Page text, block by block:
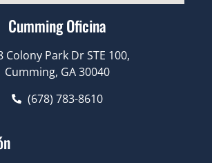
Cumming Oficina
Colony Park Dr STE 100,
Cumming, GA 30040
(678) 783-8610